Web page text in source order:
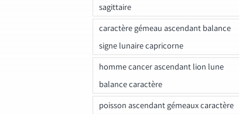
sagittaire
caractère gémeau ascendant balance
signe lunaire capricorne
homme cancer ascendant lion lune
balance caractère
poisson ascendant gémeaux caractère